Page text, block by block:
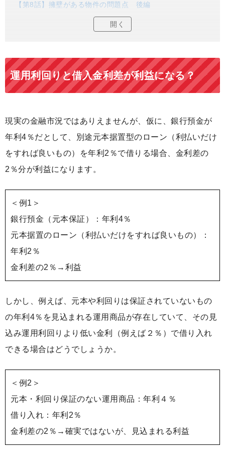
【第8話】擁壁がある物件の問題点 後編
開く
運用利回りと借入金利差が利益になる？
現実の金融市況ではありえませんが、仮に、銀行預金が
年利4％だとして、別途元本据置型のローン（利払いだけ
をすれば良いもの）を年利2％で借りる場合、金利差の
2％分が利益になります。
＜例1＞
銀行預金（元本保証）：年利4％
元本据置のローン（利払いだけをすれば良いもの）：
年利2％
金利差の2％→利益
しかし、例えば、元本や利回りは保証されていないもの
の年利4％を見込まれる運用商品が存在していて、その見
込み運用利回りより低い金利（例えば２％）で借り入れ
できる場合はどうでしょうか。
＜例2＞
元本・利回り保証のない運用商品：年利４％
借り入れ：年利2％
金利差の2％→確実ではないが、見込まれる利益